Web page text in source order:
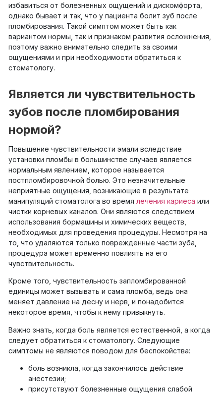
избавиться от болезненных ощущений и дискомфорта,
однако бывает и так, что у пациента болит зуб после
пломбирования. Такой симптом может быть как
вариантом нормы, так и признаком развития осложнения,
поэтому важно внимательно следить за своими
ощущениями и при необходимости обратиться к
стоматологу.
Является ли чувствительность
зубов после пломбирования
нормой?
Повышение чувствительности эмали вследствие
установки пломбы в большинстве случаев является
нормальным явлением, которое называется
постпломбировочной болью. Это незначительные
неприятные ощущения, возникающие в результате
манипуляций стоматолога во время лечения кариеса или
чистки корневых каналов. Они являются следствием
использования бормашины и химических веществ,
необходимых для проведения процедуры. Несмотря на
то, что удаляются только поврежденные части зуба,
процедура может временно повлиять на его
чувствительность.
Кроме того, чувствительность запломбированной
единицы может вызывать и сама пломба, ведь она
меняет давление на десну и нерв, и понадобится
некоторое время, чтобы к нему привыкнуть.
Важно знать, когда боль является естественной, а когда
следует обратиться к стоматологу. Следующие
симптомы не являются поводом для беспокойства:
боль возникла, когда закончилось действие
анестезии;
присутствуют болезненные ощущения слабой